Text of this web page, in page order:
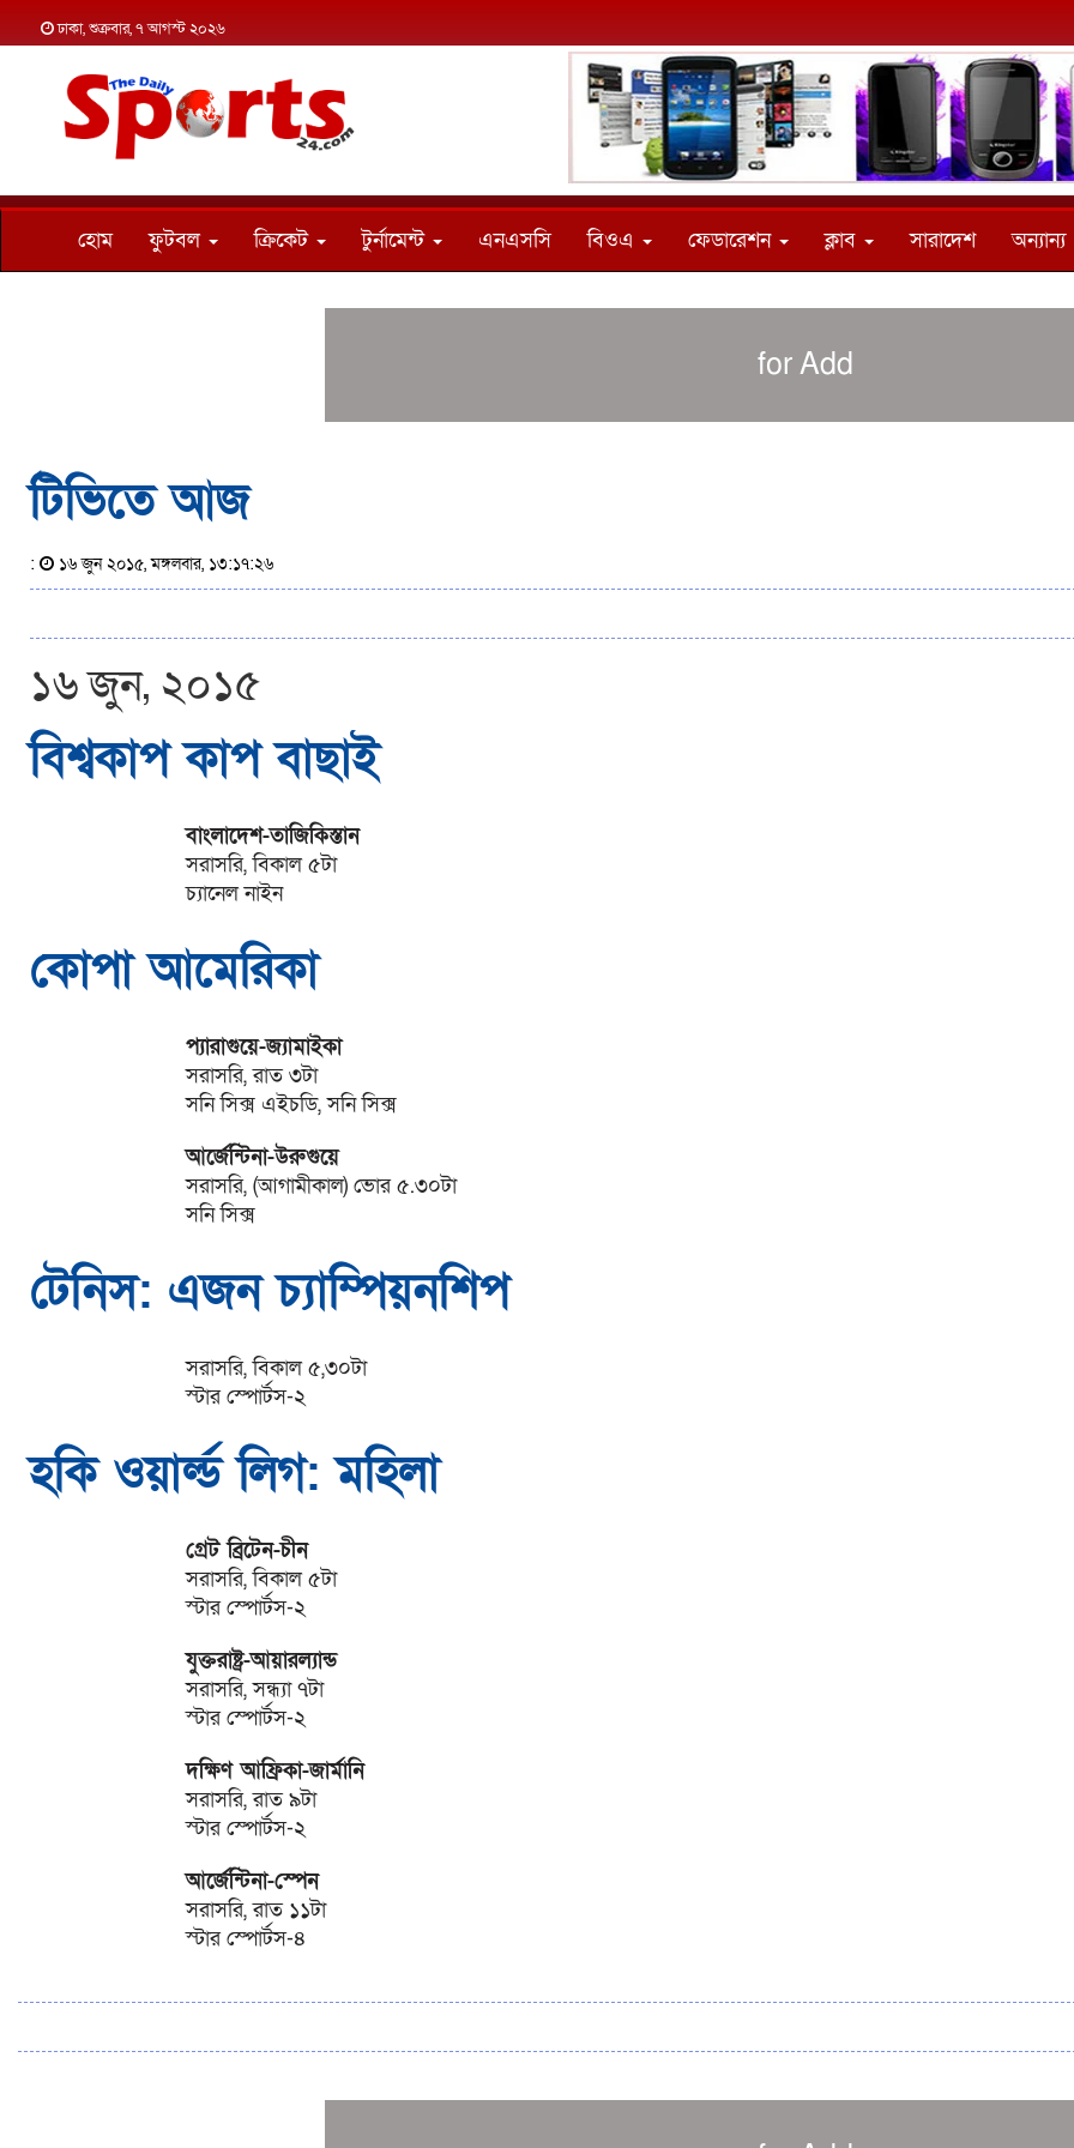
ঢাকা, শুক্রবার, ৭ আগস্ট ২০২৬
হোম ফুটবল ক্রিকেট টুর্নামেন্ট এনএসসি বিওএ ফেডারেশন ক্লাব সারাদেশ অন্যান্য
for Add
টিভিতে আজ
: ১৬ জুন ২০১৫, মঙ্গলবার, ১৩:১৭:২৬
১৬ জুন, ২০১৫
বিশ্বকাপ কাপ বাছাই
বাংলাদেশ-তাজিকিস্তান
সরাসরি, বিকাল ৫টা
চ্যানেল নাইন
কোপা আমেরিকা
প্যারাগুয়ে-জ্যামাইকা
সরাসরি, রাত ৩টা
সনি সিক্স এইচডি, সনি সিক্স
আর্জেন্টিনা-উরুগুয়ে
সরাসরি, (আগামীকাল) ভোর ৫.৩০টা
সনি সিক্স
টেনিস: এজন চ্যাম্পিয়নশিপ
সরাসরি, বিকাল ৫,৩০টা
স্টার স্পোর্টস-২
হকি ওয়ার্ল্ড লিগ: মহিলা
গ্রেট ব্রিটেন-চীন
সরাসরি, বিকাল ৫টা
স্টার স্পোর্টস-২
যুক্তরাষ্ট্র-আয়ারল্যান্ড
সরাসরি, সন্ধ্যা ৭টা
স্টার স্পোর্টস-২
দক্ষিণ আফ্রিকা-জার্মানি
সরাসরি, রাত ৯টা
স্টার স্পোর্টস-২
আর্জেন্টিনা-স্পেন
সরাসরি, রাত ১১টা
স্টার স্পোর্টস-৪